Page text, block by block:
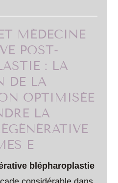
MÉDECINE
POST-
: LA
DE LA
OPTIMISÉE
LA
E
blépharoplastie